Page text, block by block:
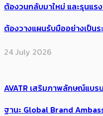
ต้อง​วนกลับมาใหม่ และรุนแ
ต้องวางแผนรับมืออย่างเป็นร
24 July 2026
AVATR เสริมภาพลักษณ์แบร
ฐานะ Global Brand